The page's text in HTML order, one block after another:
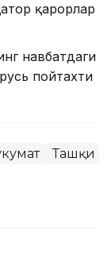
қарорлар
навбатдаги
пойтахти
Ташқи